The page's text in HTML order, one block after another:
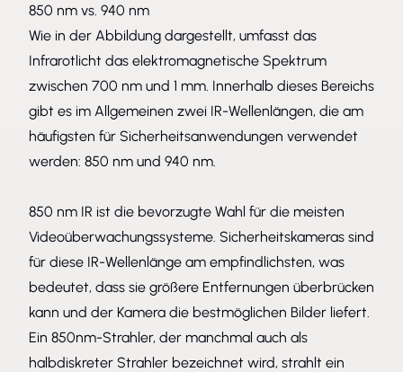
850 nm vs. 940 nm
Wie in der Abbildung dargestellt, umfasst das
Infrarotlicht das elektromagnetische Spektrum
zwischen 700 nm und 1 mm. Innerhalb dieses Bereichs
gibt es im Allgemeinen zwei IR-Wellenlängen, die am
häufigsten für Sicherheitsanwendungen verwendet
werden: 850 nm und 940 nm.
850 nm IR ist die bevorzugte Wahl für die meisten
Videoüberwachungssysteme. Sicherheitskameras sind
für diese IR-Wellenlänge am empfindlichsten, was
bedeutet, dass sie größere Entfernungen überbrücken
kann und der Kamera die bestmöglichen Bilder liefert.
Ein 850nm-Strahler, der manchmal auch als
halbdiskreter Strahler bezeichnet wird, strahlt ein